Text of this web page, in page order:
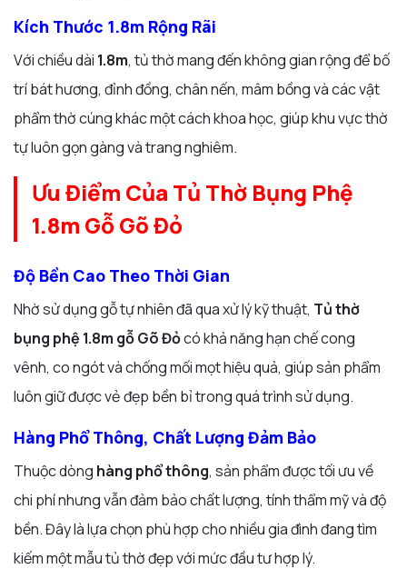
Kích Thước 1.8m Rộng Rãi
Với chiều dài 1.8m, tủ thờ mang đến không gian rộng để bố
trí bát hương, đỉnh đồng, chân nến, mâm bồng và các vật
phẩm thờ cúng khác một cách khoa học, giúp khu vực thờ
tự luôn gọn gàng và trang nghiêm.
Ưu Điểm Của Tủ Thờ Bụng Phệ
1.8m Gỗ Gõ Đỏ
Độ Bền Cao Theo Thời Gian
Nhờ sử dụng gỗ tự nhiên đã qua xử lý kỹ thuật, Tủ thờ
bụng phệ 1.8m gỗ Gõ Đỏcó khả năng hạn chế cong
vênh, co ngót và chống mối mọt hiệu quả, giúp sản phẩm
luôn giữ được vẻ đẹp bền bỉ trong quá trình sử dụng.
Hàng Phổ Thông, Chất Lượng Đảm Bảo
Thuộc dòng hàng phổ thông, sản phẩm được tối ưu về
chi phí nhưng vẫn đảm bảo chất lượng, tính thẩm mỹ và độ
bền. Đây là lựa chọn phù hợp cho nhiều gia đình đang tìm
kiếm một mẫu tủ thờ đẹp với mức đầu tư hợp lý.